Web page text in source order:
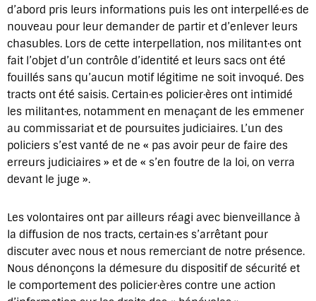
d’abord pris leurs informations puis les ont interpellé·es de
nouveau pour leur demander de partir et d’enlever leurs
chasubles. Lors de cette interpellation, nos militant·es ont
fait l’objet d’un contrôle d’identité et leurs sacs ont été
fouillés sans qu’aucun motif légitime ne soit invoqué. Des
tracts ont été saisis. Certain·es policier·ères ont intimidé
les militant·es, notamment en menaçant de les emmener
au commissariat et de poursuites judiciaires. L’un des
policiers s’est vanté de ne « pas avoir peur de faire des
erreurs judiciaires » et de « s’en foutre de la loi, on verra
devant le juge ».
Les volontaires ont par ailleurs réagi avec bienveillance à
la diffusion de nos tracts, certain·es s’arrêtant pour
discuter avec nous et nous remerciant de notre présence.
Nous dénonçons la démesure du dispositif de sécurité et
le comportement des policier·ères contre une action